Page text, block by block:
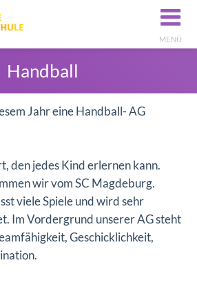
MENÜ
Handball
Jahr eine Handball- AG
den jedes Kind erlernen kann.
wir vom SC Magdeburg.
viele Spiele und wird sehr
Im Vordergrund unserer AG steht
Geschicklichkeit,